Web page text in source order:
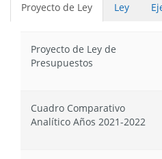
Proyecto de Ley Ley
Proyecto de Ley de
Presupuestos
Cuadro Comparativo
Analítico Años 2021-2022